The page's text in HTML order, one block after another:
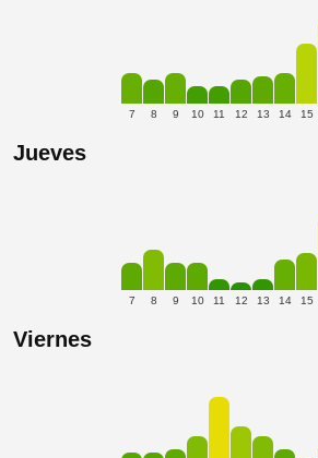
7 8 9 10 11 12 13 14 15
Jueves
7 8 9 10 11 12 13 14 15
Viernes